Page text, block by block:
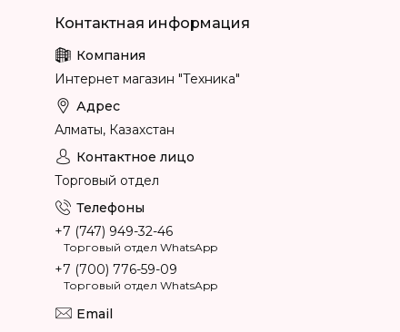
Интернет магазин "Техника"
Алматы, Казахстан
Торговый отдел
+7 (747) 949-32-46
Торговый отдел WhatsApp
+7 (700) 776-59-09
Торговый отдел WhatsApp